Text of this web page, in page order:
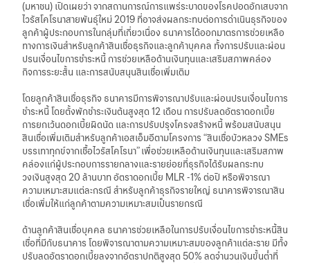
日本語
EN
(มหาชน) เปิดเผยว่า จากสถานการณ์การแพร่ระบาดของโรคปอดอักเสบจาก
ไวรัสโคโรนาสายพันธุ์ใหม่ 2019 ที่อาจส่งผลกระทบต่อการดำเนินธุรกิจของ
ลูกค้าผู้ประกอบการในกลุ่มที่เกี่ยวเนื่อง ธนาคารได้ออกมาตรการช่วยเหลือ
ทางการเงินสำหรับลูกค้าสินเชื่อธุรกิจและลูกค้าบุคคล ทั้งการปรับและผ่อน
ปรนเงื่อนไขการชำระหนี้ การช่วยเหลือด้านเงินทุนและเสริมสภาพคล่อง
กิจการระยะสั้น และการสนับสนุนสินเชื่อเพิ่มเติม
โดยลูกค้าสินเชื่อธุรกิจ ธนาคารมีการพิจารณาปรับและผ่อนปรนเงื่อนไขการ
ชำระหนี้ โดยตั้งพักชำระเงินต้นสูงสุด 12 เดือน การปรับลดอัตราดอกเบี้ย
การยกเว้นดอกเบี้ยผิดนัด และการปรับปรุงโครงสร้างหนี้ พร้อมสนับสนุน
สินเชื่อเพิ่มเติมสำหรับลูกค้าเอสเอ็มอีตามโครงการ “สินเชื่อบัวหลวง SMEs
บรรเทาทุกข์จากเชื้อไวรัสโคโรนา” เพื่อช่วยเหลือด้านเงินทุนและเสริมสภาพ
คล่องแก่ผู้ประกอบการรายกลางและรายย่อยที่ธุรกิจได้รับผลกระทบ
วงเงินสูงสุด 20 ล้านบาท อัตราดอกเบี้ย MLR -1% ต่อปี หรือพิจารณา
ความเหมาะสมแต่ละกรณี สำหรับลูกค้าธุรกิจรายใหญ่ ธนาคารพิจารณาสิน
เชื่อเพิ่มให้แก่ลูกค้าตามความเหมาะสมเป็นรายกรณี
ด้านลูกค้าสินเชื่อบุคคล ธนาคารช่วยเหลือในการปรับเงื่อนไขการชำระหนี้สิน
เชื่อที่มีกับธนาคาร โดยพิจารณาตามความเหมาะสมของลูกค้าแต่ละราย มีทั้ง
ปรับลดอัตราดอกเบี้ยลงจากอัตราปกติสูงสุด 50% ลดจำนวนเงินขั้นต่ำที่